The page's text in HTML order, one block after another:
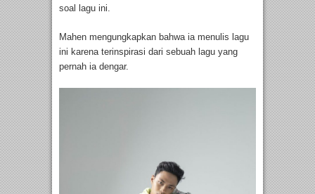
soal lagu ini.
Mahen mengungkapkan bahwa ia menulis lagu
ini karena terinspirasi dari sebuah lagu yang
pernah ia dengar.